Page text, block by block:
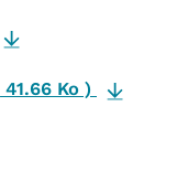
41.66 Ko )